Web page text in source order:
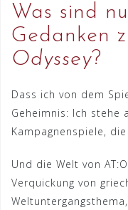
Was sind
Gedanken
Odyssey?
Dass ich von dem
Geheimnis: Ich stehe
Kampagnenspiele,
Und die Welt von
Verquickung von